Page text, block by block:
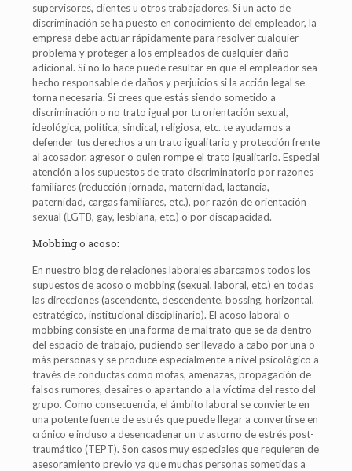
supervisores, clientes u otros trabajadores. Si un acto de
discriminación se ha puesto en conocimiento del empleador, la
empresa debe actuar rápidamente para resolver cualquier
problema y proteger a los empleados de cualquier daño
adicional. Si no lo hace puede resultar en que el empleador sea
hecho responsable de daños y perjuicios si la acción legal se
torna necesaria. Si crees que estás siendo sometido a
discriminación o no trato igual por tu orientación sexual,
ideológica, política, sindical, religiosa, etc. te ayudamos a
defender tus derechos a un trato igualitario y protección frente
al acosador, agresor o quien rompe el trato igualitario. Especial
atención a los supuestos de trato discriminatorio por razones
familiares (reducción jornada, maternidad, lactancia,
paternidad, cargas familiares, etc.), por razón de orientación
sexual (LGTB, gay, lesbiana, etc.) o por discapacidad.
Mobbing o acoso:
En nuestro blog de relaciones laborales abarcamos todos los
supuestos de acoso o mobbing (sexual, laboral, etc.) en todas
las direcciones (ascendente, descendente, bossing, horizontal,
estratégico, institucional disciplinario). El acoso laboral o
mobbing consiste en una forma de maltrato que se da dentro
del espacio de trabajo, pudiendo ser llevado a cabo por una o
más personas y se produce especialmente a nivel psicológico a
través de conductas como mofas, amenazas, propagación de
falsos rumores, desaires o apartando a la víctima del resto del
grupo. Como consecuencia, el ámbito laboral se convierte en
una potente fuente de estrés que puede llegar a convertirse en
crónico e incluso a desencadenar un trastorno de estrés post-
traumático (TEPT). Son casos muy especiales que requieren de
asesoramiento previo ya que muchas personas sometidas a